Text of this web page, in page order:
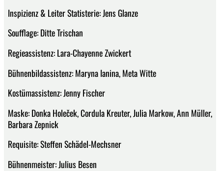
Inspizienz & Leiter Statisterie: Jens Glanze
Soufflage: Ditte Trischan
Regieassistenz: Lara-Chayenne Zwickert
Bühnenbildassistenz: Maryna Ianina, Meta Witte
Kostümassistenz: Jenny Fischer
Maske: Donka Holeček, Cordula Kreuter, Julia Markow, Ann Müller,
Barbara Zepnick
Requisite: Steffen Schädel-Mechsner
Bühnenmeister: Julius Besen